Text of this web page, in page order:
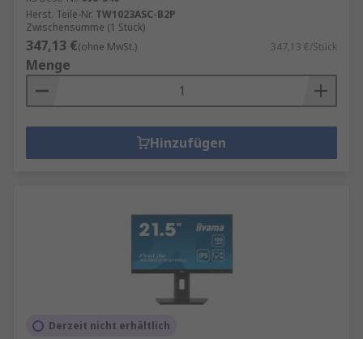
Herst. Teile-Nr. TW1023ASC-B2P
Zwischensumme (1 Stück)
347,13 €(ohne MwSt.) 347,13 €/Stück
Menge
Hinzufügen
Derzeit nicht erhältlich